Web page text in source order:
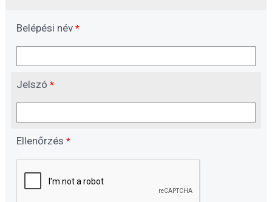
Belépési név *
Jelszó *
Ellenőrzés *